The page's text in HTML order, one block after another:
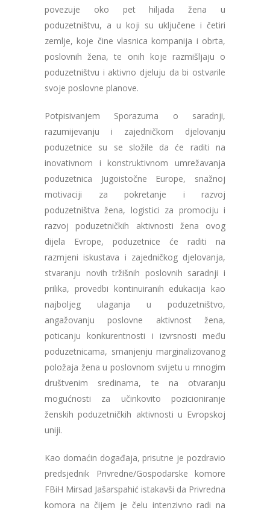
povezuje oko pet hiljada žena u
poduzetništvu, a u koji su uključene i četiri
zemlje, koje čine vlasnica kompanija i obrta,
poslovnih žena, te onih koje razmišljaju o
poduzetništvu i aktivno djeluju da bi ostvarile
svoje poslovne planove.
Potpisivanjem Sporazuma o saradnji,
razumijevanju i zajedničkom djelovanju
poduzetnice su se složile da će raditi na
inovativnom i konstruktivnom umrežavanja
poduzetnica Jugoistočne Europe, snažnoj
motivaciji za pokretanje i razvoj
poduzetništva žena, logistici za promociju i
razvoj poduzetničkih aktivnosti žena ovog
dijela Evrope, poduzetnice će raditi na
razmjeni iskustava i zajedničkog djelovanja,
stvaranju novih tržišnih poslovnih saradnji i
prilika, provedbi kontinuiranih edukacija kao
najboljeg ulaganja u poduzetništvo,
angažovanju poslovne aktivnost žena,
poticanju konkurentnosti i izvrsnosti među
poduzetnicama, smanjenju marginalizovanog
položaja žena u poslovnom svijetu u mnogim
društvenim sredinama, te na otvaranju
mogućnosti za učinkovito pozicioniranje
ženskih poduzetničkih aktivnosti u Evropskoj
uniji.
Kao domaćin događaja, prisutne je pozdravio
predsjednik Privredne/Gospodarske komore
FBiH Mirsad Jašarspahić istakavši da Privredna
komora na čijem je čelu intenzivno radi na